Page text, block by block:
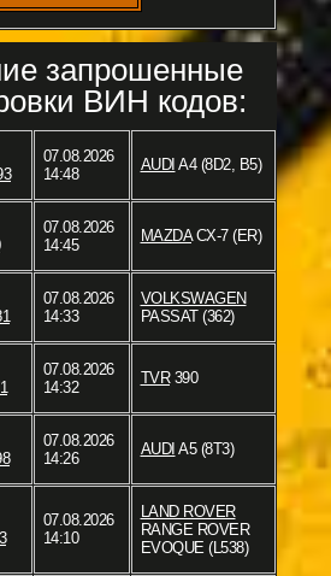
запрошенные
ВИН кодов:
07.08.2026
14:48
AUDI A4 (8D2, B5)
07.08.2026
14:45
MAZDACX-7 (ER)
07.08.2026
14:33
VOLKSWAGEN
PASSAT (362)
07.08.2026
14:32
TVR390
07.08.2026
14:26
AUDI A5 (8T3)
07.08.2026
14:10
LAND ROVER
RANGE ROVER
EVOQUE (L538)